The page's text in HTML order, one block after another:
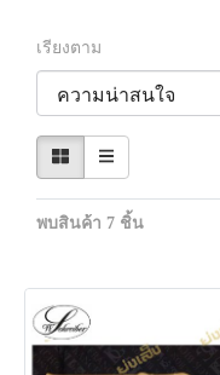
เรียงตาม
พบสินค้า 7 ชิ้น